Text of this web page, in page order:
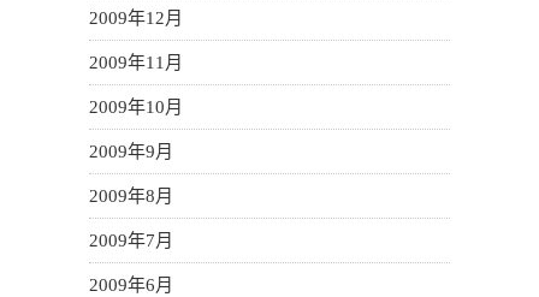
2009年12月
2009年11月
2009年10月
2009年9月
2009年8月
2009年7月
2009年6月